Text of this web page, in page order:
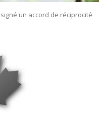
un accord de réciprocité